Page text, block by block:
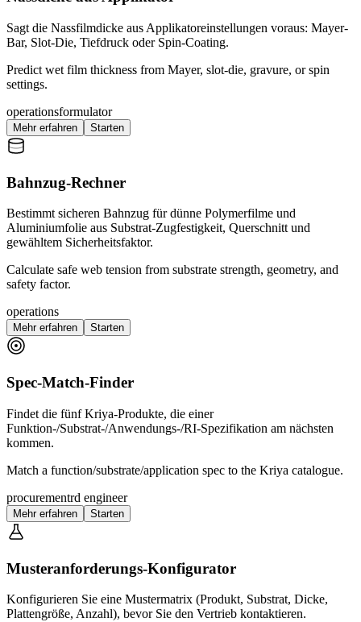
Sagt die Nassfilmdicke aus Applikatoreinstellungen voraus: Mayer-
Bar, Slot-Die, Tiefdruck oder Spin-Coating.
Predict wet film thickness from Mayer, slot-die, gravure, or spin
settings.
operationsformulator
Mehr erfahren Starten
Bahnzug-Rechner
Bestimmt sicheren Bahnzug für dünne Polymerfilme und
Aluminiumfolie aus Substrat-Zugfestigkeit, Querschnitt und
gewähltem Sicherheitsfaktor.
Calculate safe web tension from substrate strength, geometry, and
safety factor.
operations
Mehr erfahren Starten
Spec-Match-Finder
Findet die fünf Kriya-Produkte, die einer
Funktion-/Substrat-/Anwendungs-/RI-Spezifikation am nächsten
kommen.
Match a function/substrate/application spec to the Kriya catalogue.
procurementrd engineer
Mehr erfahren Starten
Musteranforderungs-Konfigurator
Konfigurieren Sie eine Mustermatrix (Produkt, Substrat, Dicke,
Plattengröße, Anzahl), bevor Sie den Vertrieb kontaktieren.